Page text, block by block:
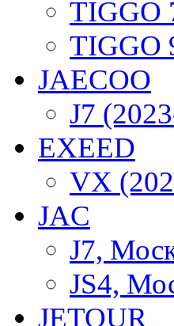
TIGGO
TIGGO
JAECOO
J7
EXEED
VX
JAC
J7,
JS4,
JETOUR